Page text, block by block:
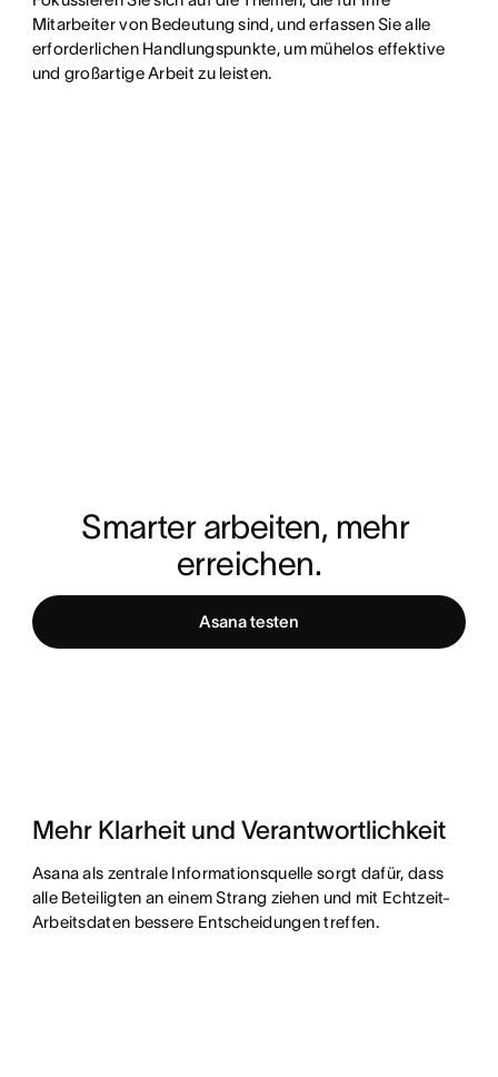
Mitarbeiter von Bedeutung sind, und erfassen Sie alle
erforderlichen Handlungspunkte, um mühelos effektive
und großartige Arbeit zu leisten.
Smarter arbeiten, mehr
erreichen.
Asana testen
Mehr Klarheit und Verantwortlichkeit
Asana als zentrale Informationsquelle sorgt dafür, dass
alle Beteiligten an einem Strang ziehen und mit Echtzeit-
Arbeitsdaten bessere Entscheidungen treffen.